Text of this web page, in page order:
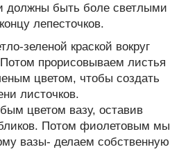
должны быть боле светлыми
лепесточков.
зеленой краской вокруг
прорисовываем листья
цветом, чтобы создать
листочков.
цветом вазу, оставив
Потом фиолетовым мы
вазы- делаем собственную